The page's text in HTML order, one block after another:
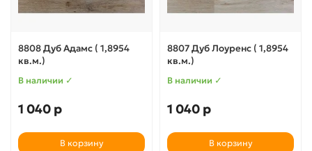
8808 Дуб Адамс ( 1,8954
кв.м.)
В наличии ✓
1 040 р
В корзину
8807 Дуб Лоуренс ( 1,8954
кв.м.)
В наличии ✓
1 040 р
В корзину